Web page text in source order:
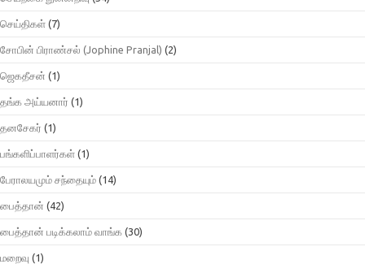
செய்திகள் (7)
சோபின் பிராண்சல் (Jophine Pranjal) (2)
ஜெகதீசன் (1)
தங்க அய்யனார் (1)
தனசேகர் (1)
பங்களிப்பாளர்கள் (1)
பேராலயமும் சந்தையும் (14)
பைத்தான் (42)
பைத்தான் படிக்கலாம் வாங்க (30)
மறைவு (1)